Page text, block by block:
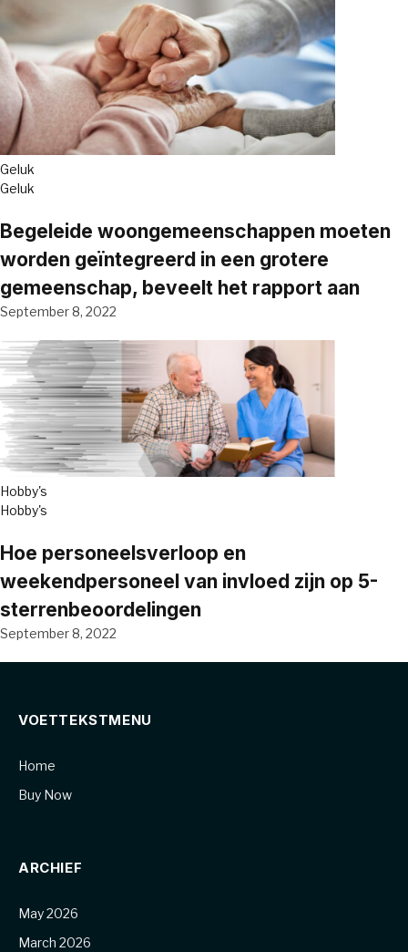
Geluk
Geluk
Begeleide woongemeenschappen moeten
worden geïntegreerd in een grotere
gemeenschap, beveelt het rapport aan
September 8, 2022
Hobby's
Hobby's
Hoe personeelsverloop en
weekendpersoneel van invloed zijn op 5-
sterrenbeoordelingen
September 8, 2022
VOETTEKSTMENU
Home
Buy Now
ARCHIEF
May 2026
March 2026